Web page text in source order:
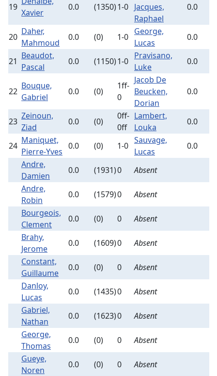
19
Xavier
0.0 (1350)1-0 Jacques,
Raphael
0.0
20
Daher,
Mahmoud
0.0 (0) 1-0
George,
Lucas
0.0
21
Beaudot,
Pascal
0.0 (1150)1-0
Pravisano,
Luke
0.0
22
Bouque,
Gabriel
0.0 (0)
1ff-
0
Jacob De
Beucken,
Dorian
0.0
23
Zeinoun,
Ziad
0.0 (0)
0ff-
0ff
Lambert,
Louka
0.0
24
Maniquet,
Pierre-Yves
0.0 (0) 1-0
Sauvage,
Lucas
0.0
Andre,
Damien
0.0 (1931)0
Absent
Andre,
Robin
0.0 (1579)0
Absent
Bourgeois,
Clement
0.0 (0) 0
Absent
Brahy,
Jerome
0.0 (1609)0
Absent
Constant,
Guillaume
0.0 (0) 0
Absent
Danloy,
Lucas
0.0 (1435)0
Absent
Gabriel,
Nathan
0.0 (1623)0
Absent
George,
Thomas
0.0 (0) 0
Absent
Gueye,
Noren
0.0 (0) 0
Absent